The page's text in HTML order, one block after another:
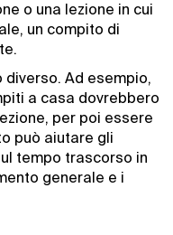
o una lezione in cui
un compito di
diverso. Ad esempio,
a casa dovrebbero
per poi essere
può aiutare gli
tempo trascorso in
generale e i